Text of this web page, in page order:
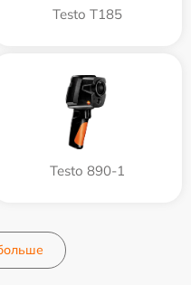
Testo T185
Testo 890-1